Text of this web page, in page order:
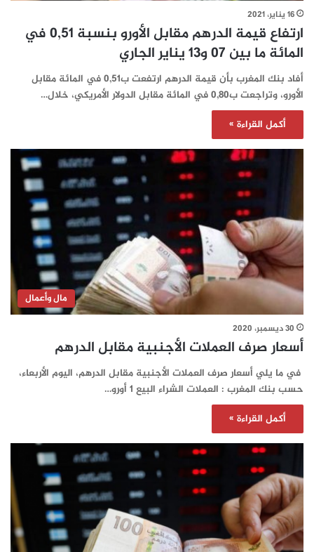
16 يناير، 2021
ارتفاع قيمة الدرهم مقابل الأورو بنسبة 0,51 في
المائة ما بين 07 و13 يناير الجاري
أفاد بنك المغرب بأن قيمة الدرهم ارتفعت ب0,51 في المائة مقابل
الأورو، وتراجعت ب0,80 في المائة مقابل الدولار الأمريكي، خلال…
أكمل القراءة »
مال وأعمال
30 ديسمبر، 2020
أسعار صرف العملات الأجنبية مقابل الدرهم
في ما يلي أسعار صرف العملات الأجنبية مقابل الدرهم، اليوم الأربعاء،
حسب بنك المغرب : العملات الشراء البيع 1 أورو…
أكمل القراءة »